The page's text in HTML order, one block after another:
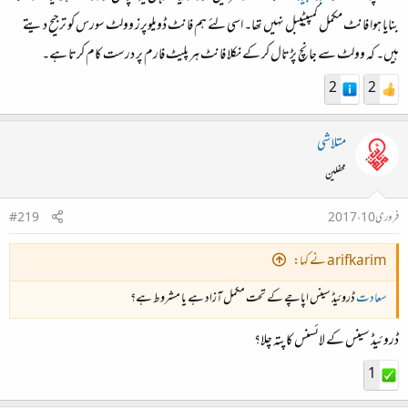
بنایا ہوا فانٹ مکمل کمپیٹیبل نہیں تھا۔ اسی لئے ہم فانٹ ڈویلوپرز وولٹ سورس کو ترجیح دیتے
ہیں۔ کہ وولٹ سے جانچ پڑتال کر کے نکلا فانٹ ہر پلیٹ فارم پر درست کام کرتا ہے۔
2
2
متلاشی
محفلین
فروری 10، 2017
#219
arifkarim نے کہا:
سعادتڈروئیڈ سینس اپاچے کے تحت مکمل آزاد ہے یا مشروط ہے؟
ڈروئیڈ سینس کے لائسنس کاپتہ چلا؟
1